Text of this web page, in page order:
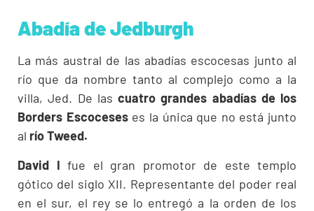
Abadía de Jedburgh
La más austral de las abadías escocesas junto al
río que da nombre tanto al complejo como a la
villa, Jed. De las cuatro grandes abadías de los
Borders Escoceseses la única que no está junto
al río Tweed.
David I fue el gran promotor de este templo
gótico del siglo XII. Representante del poder real
en el sur, el rey se lo entregó a la orden de los